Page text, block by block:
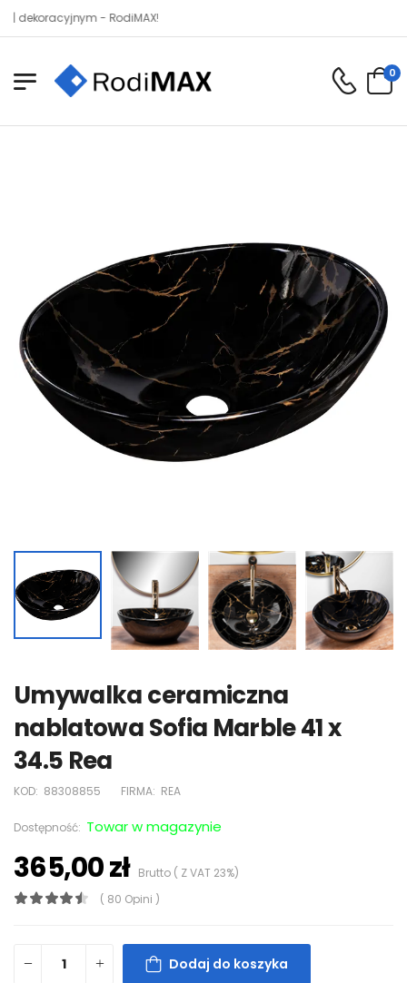
- RodiMAX!
0
Umywalka ceramiczna
nablatowa Sofia Marble 41 x
34.5 Rea
KOD: 88308855 FIRMA: REA
Dostępność: Towar w magazynie
365,00 złBrutto ( Z VAT 23%)
( 80 Opini )
Dodaj do koszyka